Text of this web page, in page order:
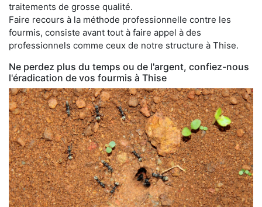
traitements de grosse qualité.
Faire recours à la méthode professionnelle contre les
fourmis, consiste avant tout à faire appel à des
professionnels comme ceux de notre structure à Thise.
Ne perdez plus du temps ou de l'argent, confiez-nous
l'éradication de vos fourmis à Thise